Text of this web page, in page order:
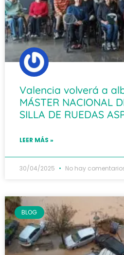
Valencia volverá a
MÁSTER NACIONAL
SILLA DE RUEDAS
LEER MÁS »
30/04/2025 No hay
BLOG